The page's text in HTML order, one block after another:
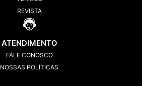
REVISTA
ATENDIMENTO
FALE CONOSCO
NOSSAS POLÍTICAS